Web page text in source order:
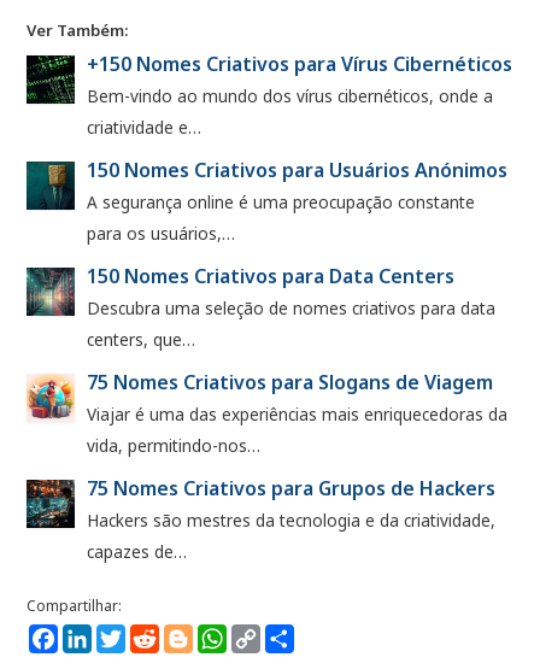
Ver Também:
+150 Nomes Criativos para Vírus Cibernéticos
Bem-vindo ao mundo dos vírus cibernéticos, onde a
criatividade e…
150 Nomes Criativos para Usuários Anónimos
A segurança online é uma preocupação constante
para os usuários,…
150 Nomes Criativos para Data Centers
Descubra uma seleção de nomes criativos para data
centers, que…
75 Nomes Criativos para Slogans de Viagem
Viajar é uma das experiências mais enriquecedoras da
vida, permitindo-nos…
75 Nomes Criativos para Grupos de Hackers
Hackers são mestres da tecnologia e da criatividade,
capazes de…
Facebook
LinkedIn
TwitterRedditBloggerWhatsApp
Copy
Link